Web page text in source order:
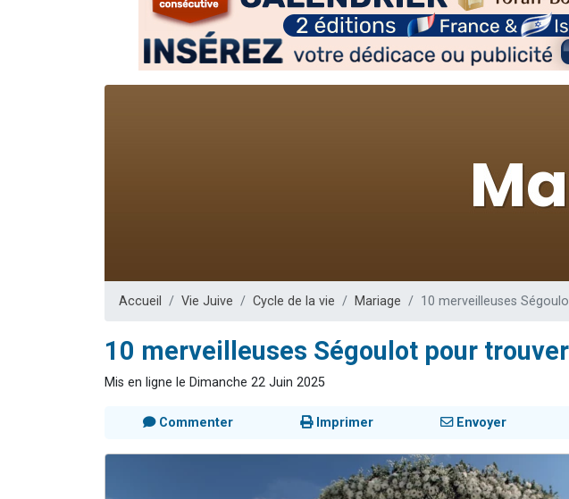
3 personnes viennent de nous rejoindre sur
2 personnes viennent de nous rejoindre sur
3 personnes viennent de nous rejoindre sur
61 personnes viennent de demander une
Ariel vient de donner son Maasser
Accueil Vie Juive Cycle de la vie Mariage 10 merveilleuses
10 merveilleuses Ségoulot pour
Mis en ligne le Dimanche 22 Juin 2025
Commenter Imprimer Envoyer